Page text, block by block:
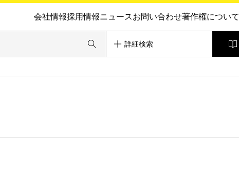
会社情報採用情報ニュースお問い合わせ著作権について
詳細検索